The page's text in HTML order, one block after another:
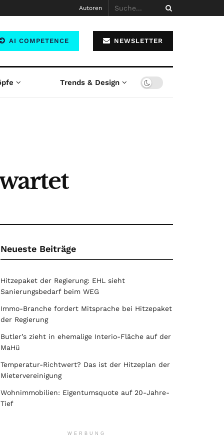
Autoren
AI COMPETENCE NEWSLETTER
Trends & Design
Neueste Beiträge
Hitzepaket der Regierung: EHL sieht
Sanierungsbedarf beim WEG
Immo-Branche fordert Mitsprache bei Hitzepaket
der Regierung
Butler’s zieht in ehemalige Interio-Fläche auf der
MaHü
Temperatur-Richtwert? Das ist der Hitzeplan der
Mietervereinigung
Wohnimmobilien: Eigentumsquote auf 20-Jahre-
Tief
WERBUNG